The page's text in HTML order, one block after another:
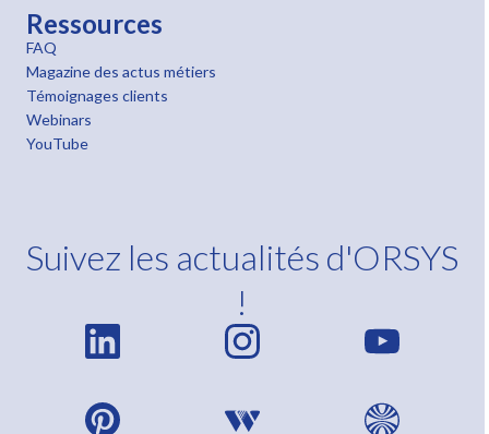
Ressources
FAQ
Magazine des actus métiers
Témoignages clients
Webinars
YouTube
Suivez les actualités d'ORSYS
!